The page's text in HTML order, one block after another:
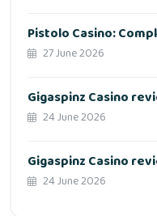
Pistolo Casino:
27 June 2026
Gigaspinz Casino
24 June 2026
Gigaspinz Casino
24 June 2026